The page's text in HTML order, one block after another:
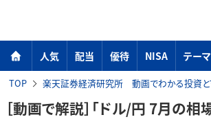
人気 配当 優待 NISA テーマ
TOP 楽天証券経済研究所 動画でわかる投資と
［動画で解説］「ドル/円 7月の相